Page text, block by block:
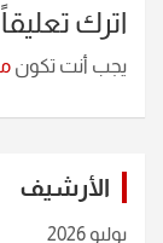
اترك تعليقاً
يجب أنت تكون
الأرشيف
يوليو 2026